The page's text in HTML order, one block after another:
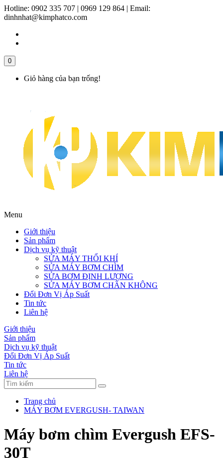
Hotline: 0902 335 707 | 0969 129 864 | Email:
dinhnhat@kimphatco.com
0
Giỏ hàng của bạn trống!
Menu
Giới thiệu
Sản phẩm
Dịch vụ kỹ thuật
SỬA MÁY THỔI KHÍ
SỬA MÁY BƠM CHÌM
SỬA BƠM ĐỊNH LƯỢNG
SỬA MÁY BƠM CHÂN KHÔNG
Đổi Đơn Vị Áp Suất
Tin tức
Liên hệ
Giới thiệu
Sản phẩm
Dịch vụ kỹ thuật
Đổi Đơn Vị Áp Suất
Tin tức
Liên hệ
Trang chủ
MÁY BƠM EVERGUSH- TAIWAN
Máy bơm chìm Evergush EFS-
30T